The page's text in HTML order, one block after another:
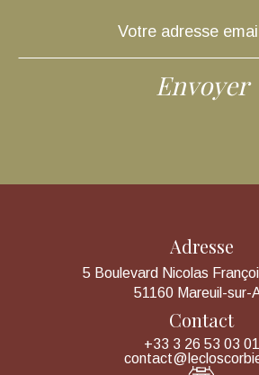
Adresse
5 Boulevard Nicolas
51160 Mareuil-sur-
Contact
+33 3 26 53 03 01